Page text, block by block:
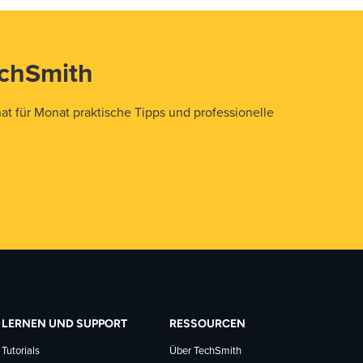
für Monat praktische Tipps und professionelle
LERNEN UND SUPPORT
Tutorials
RESSOURCEN
Über TechSmith